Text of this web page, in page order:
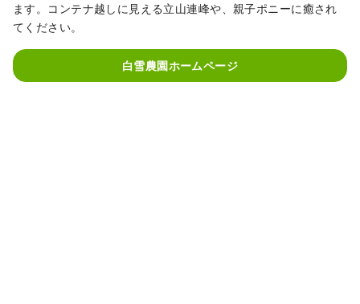
ます。コンテナ越しに見える立山連峰や、親子ポニーに癒され
てください。
白雪農園ホームページ